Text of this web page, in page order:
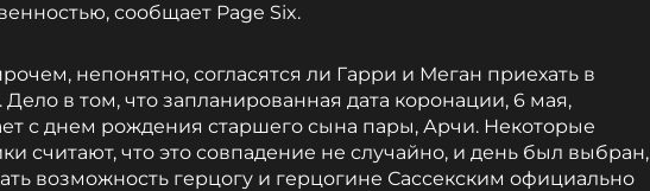
сообщает Page Six.
непонятно, согласятся ли Гарри и Меган приехать в
в том, что запланированная дата коронации, 6 мая,
с днем рождения старшего сына пары, Арчи. Некоторые
считают, что это совпадение не случайно, и день был выбран,
возможность герцогу и герцогине Сассекским официально